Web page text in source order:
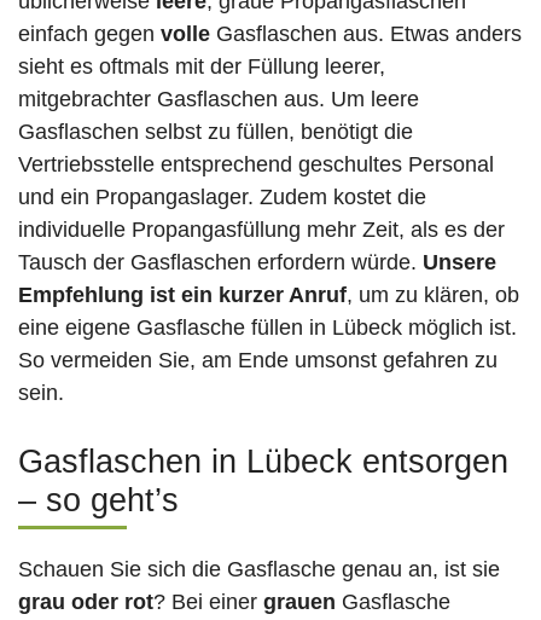
einfach gegen volle Gasflaschen aus. Etwas anders
sieht es oftmals mit der Füllung leerer,
mitgebrachter Gasflaschen aus. Um leere
Gasflaschen selbst zu füllen, benötigt die
Vertriebsstelle entsprechend geschultes Personal
und ein Propangaslager. Zudem kostet die
individuelle Propangasfüllung mehr Zeit, als es der
Tausch der Gasflaschen erfordern würde. Unsere
Empfehlung ist ein kurzer Anruf, um zu klären, ob
eine eigene Gasflasche füllen in Lübeck möglich ist.
So vermeiden Sie, am Ende umsonst gefahren zu
sein.
Gasflaschen in Lübeck entsorgen
– so geht’s
Schauen Sie sich die Gasflasche genau an, ist sie
grau oder rot? Bei einer grauen Gasflasche